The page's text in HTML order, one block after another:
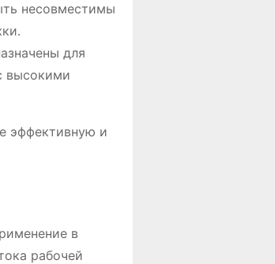
несовместимы
для
высокими
эффективную и
в
рабочей